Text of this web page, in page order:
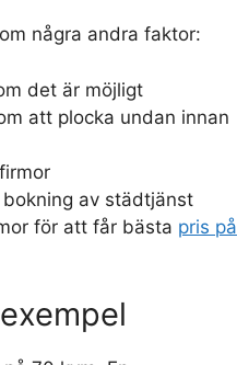
några andra faktor:
det är möjligt
att plocka undan innan
av städtjänst
för att får bästa pris på